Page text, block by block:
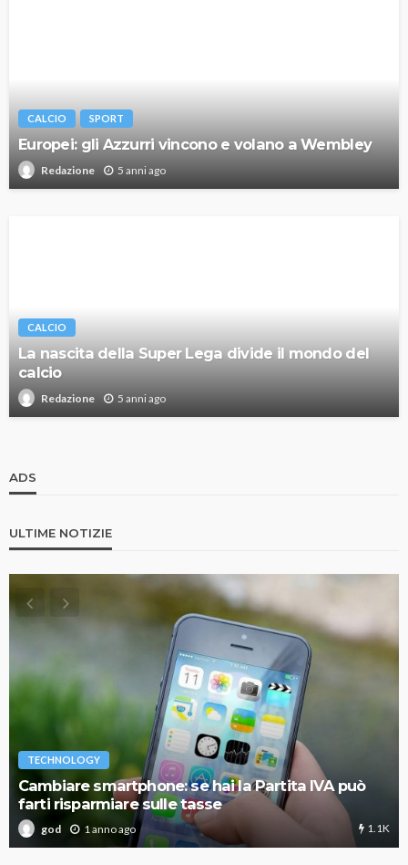
CALCIO SPORT
Europei: gli Azzurri vincono e volano a Wembley
Redazione 5 anni ago
CALCIO
La nascita della Super Lega divide il mondo del
calcio
Redazione 5 anni ago
ADS
ULTIME NOTIZIE
TECHNOLOGY
Cambiare smartphone: se hai la Partita IVA può
farti risparmiare sulle tasse
god 1 anno ago 1.1K